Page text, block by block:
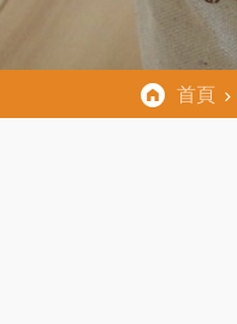
首頁